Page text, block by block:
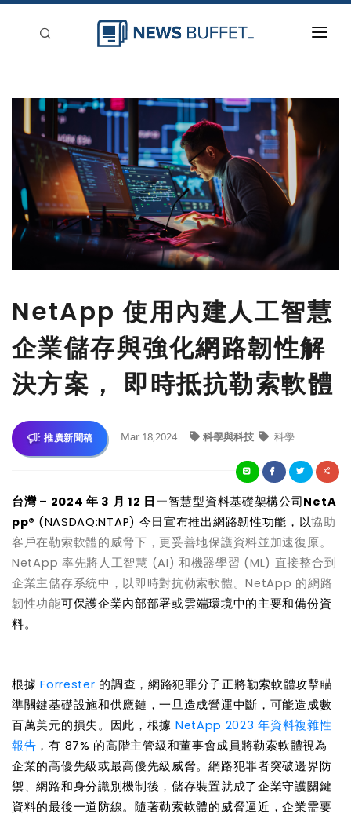
新聞稿分類
登入
刊登
NetApp 使用內建人工智慧
企業儲存與強化網路韌性解
決方案， 即時抵抗勒索軟體
推廣新聞稿 Mar 18,2024 科學與科技 科學
台灣– 2024年 3 月 12 日 —智慧型資料基礎架構公司NetA
pp® (NASDAQ:NTAP) 今日宣布推出網路韌性功能，以協助
客戶在勒索軟體的威脅下，更妥善地保護資料並加速復原。
NetApp 率先將人工智慧 (AI)和機器學習 (ML) 直接整合到
企業主儲存系統中，以即時對抗勒索軟體。NetApp 的網路
韌性功能可保護企業內部部署或雲端環境中的主要和備份資
料。
根據 Forrester 的調查，網路犯罪分子正將勒索軟體攻擊瞄
準關鍵基礎設施和供應鏈，一旦造成營運中斷，可能造成數
百萬美元的損失。 因此，根據 NetApp 2023 年資料複雜性
報告 ，有 87% 的高階主管級和董事會成員將勒索軟體視為
企業的高優先級或最高優先級威脅。網路犯罪者突破邊界防
禦、網路和身分識別機制後，儲存裝置就成了企業守護關鍵
資料的最後一道防線。隨著勒索軟體的威脅逼近，企業需要